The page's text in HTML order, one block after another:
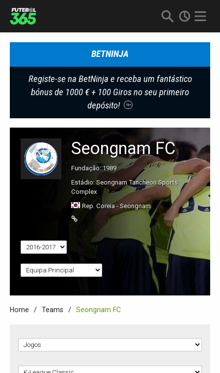
BETNINJA
Registe-se na BetNinja e receba um fantástico
bónus de 1000 € + 100 Giros no seu primeiro
depósito!
18+
Seongnam FC
Fundação: 1989
Estádio: Seongnam Tancheon Sports
Complex
Rep. Coreia - Seongnam
Home Teams Seongnam FC